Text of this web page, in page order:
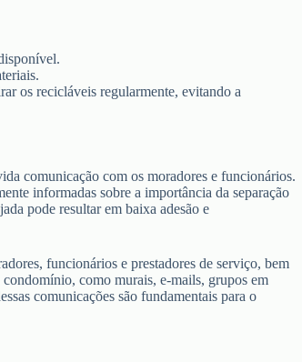
os recicláveis regularmente, evitando a
comunicação com os moradores e funcionários.
informadas sobre a importância da separação
pode resultar em baixa adesão e
funcionários e prestadores de serviço, bem
como murais, e-mails, grupos em
comunicações são fundamentais para o